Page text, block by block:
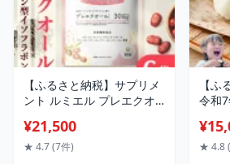
【ふるさと納税】サプリメ
ント ルミエル プレエクオ
グリコン型大豆イソフラボ
ン マルチビタミン 女性の
¥21,500
★ 4.7 (7件)
【ふ
令和
A お
星 お
★ 4.8